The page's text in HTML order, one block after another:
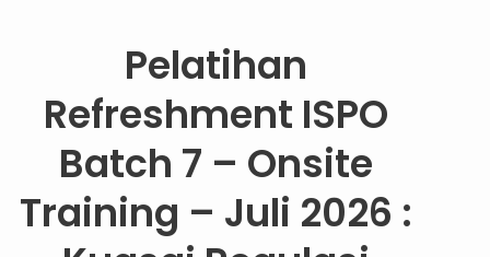
Pelatihan
Refreshment ISPO
Batch 7 – Onsite
Training – Juli 2026 :